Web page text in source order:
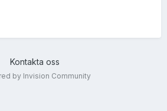
Kontakta oss
by Invision Community